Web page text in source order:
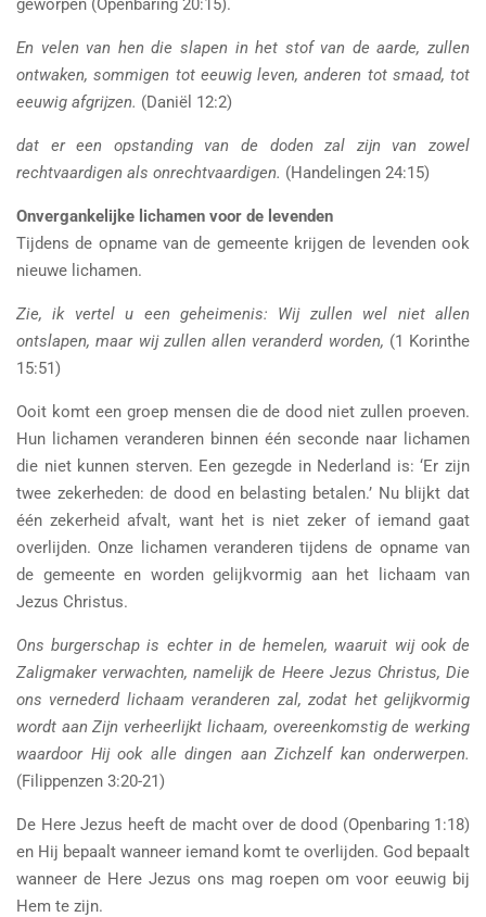
geworpen (Openbaring 20:15).
En velen van hen die slapen in het stof van de aarde, zullen
ontwaken, sommigen tot eeuwig leven, anderen tot smaad, tot
eeuwig afgrijzen. (Daniël 12:2)
dat er een opstanding van de doden zal zijn van zowel
rechtvaardigen als onrechtvaardigen. (Handelingen 24:15)
Onvergankelijke lichamen voor de levenden
Tijdens de opname van de gemeente krijgen de levenden ook
nieuwe lichamen.
Zie, ik vertel u een geheimenis: Wij zullen wel niet allen
ontslapen, maar wij zullen allen veranderd worden, (1 Korinthe
15:51)
Ooit komt een groep mensen die de dood niet zullen proeven.
Hun lichamen veranderen binnen één seconde naar lichamen
die niet kunnen sterven. Een gezegde in Nederland is: ‘Er zijn
twee zekerheden: de dood en belasting betalen.’ Nu blijkt dat
één zekerheid afvalt, want het is niet zeker of iemand gaat
overlijden. Onze lichamen veranderen tijdens de opname van
de gemeente en worden gelijkvormig aan het lichaam van
Jezus Christus.
Ons burgerschap is echter in de hemelen, waaruit wij ook de
Zaligmaker verwachten, namelijk de Heere Jezus Christus, Die
ons vernederd lichaam veranderen zal, zodat het gelijkvormig
wordt aan Zijn verheerlijkt lichaam, overeenkomstig de werking
waardoor Hij ook alle dingen aan Zichzelf kan onderwerpen.
(Filippenzen 3:20-21)
De Here Jezus heeft de macht over de dood (Openbaring 1:18)
en Hij bepaalt wanneer iemand komt te overlijden. God bepaalt
wanneer de Here Jezus ons mag roepen om voor eeuwig bij
Hem te zijn.